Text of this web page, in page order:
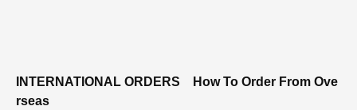
INTERNATIONAL ORDERS How To Order From Ove
rseas